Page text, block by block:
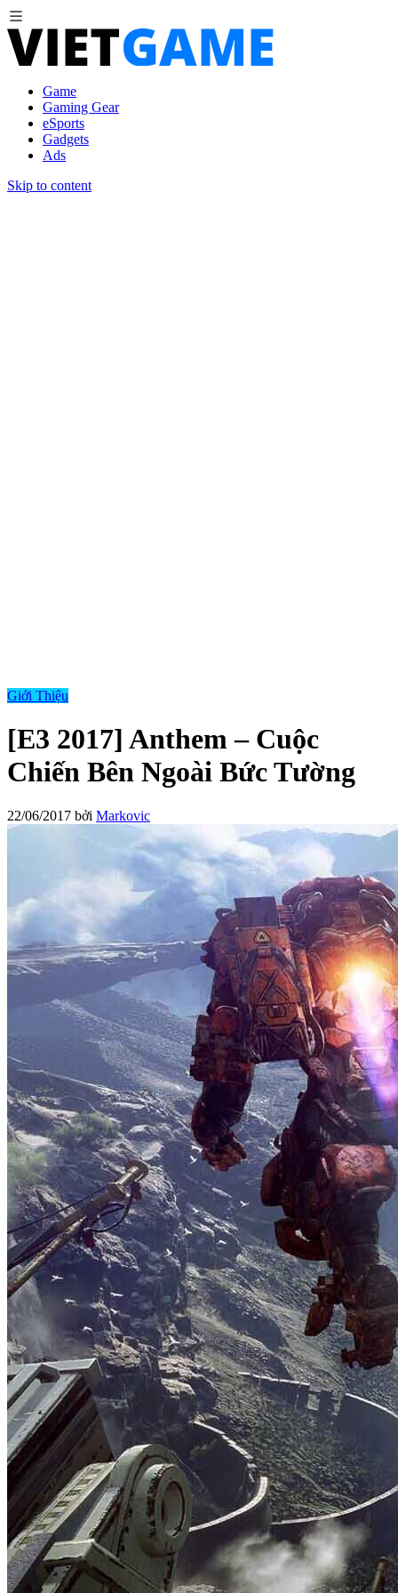
Game
Gaming Gear
eSports
Gadgets
Ads
Skip to content
Giới Thiệu
[E3 2017] Anthem – Cuộc
Chiến Bên Ngoài Bức Tường
22/06/2017 bởi Markovic